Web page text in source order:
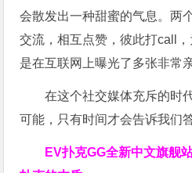
会散发出一种甜蜜的气息。两
交流，相互点赞，彼此打call
是在互联网上曝光了多张非常
在这个社交媒体充斥的时
可能，只有时间才会告诉我们
EV扑克GG全新中文旗舰